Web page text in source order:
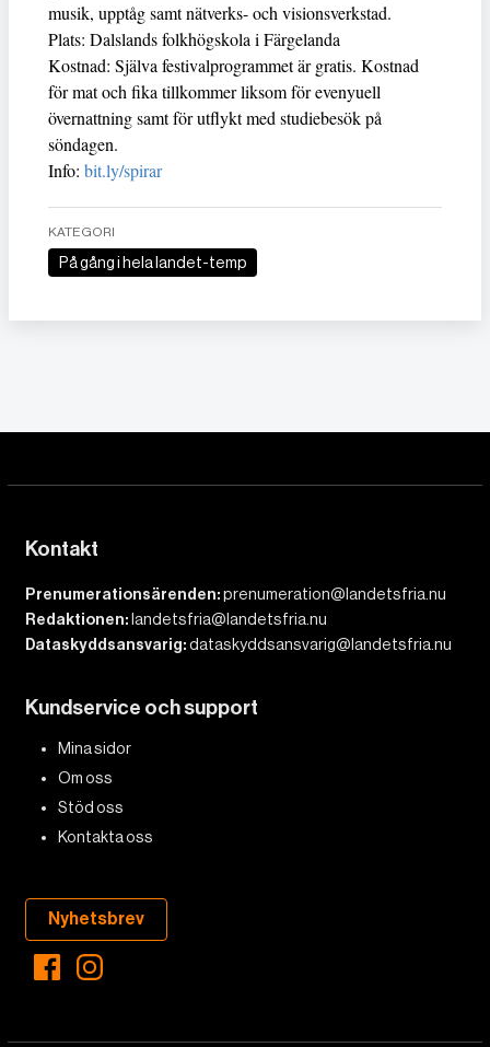
musik, upptåg samt nätverks- och visionsverkstad.
Plats: Dalslands folkhögskola i Färgelanda
Kostnad: Själva festivalprogrammet är gratis. Kostnad
för mat och fika tillkommer liksom för evenyuell
övernattning samt för utflykt med studiebesök på
söndagen.
Info: bit.ly/spirar
KATEGORI
På gång i hela landet-temp
Kontakt
Prenumerationsärenden:prenumeration@landetsfria.nu
Redaktionen: landetsfria@landetsfria.nu
Dataskyddsansvarig:dataskyddsansvarig@landetsfria.nu
Kundservice och support
Mina sidor
Om oss
Stöd oss
Kontakta oss
Nyhetsbrev